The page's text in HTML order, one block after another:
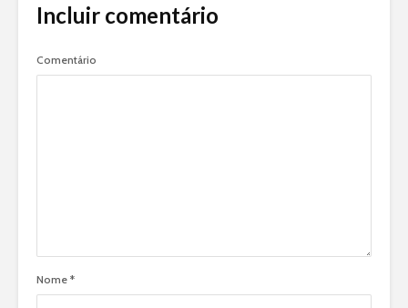
Incluir comentário
Comentário
Nome *